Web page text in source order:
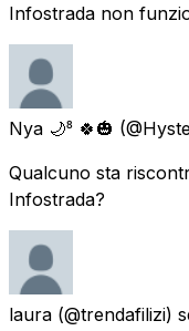
Infostrada non
Nya 🌙⁸ 🍀🎃
Qualcuno sta
Infostrada?
laura (@trendafilizi)